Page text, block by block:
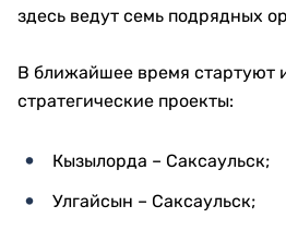
здесь ведут семь подрядных
В ближайшее время стартуют
стратегические проекты:
Кызылорда – Саксаульск;
Улгайсын – Саксаульск;